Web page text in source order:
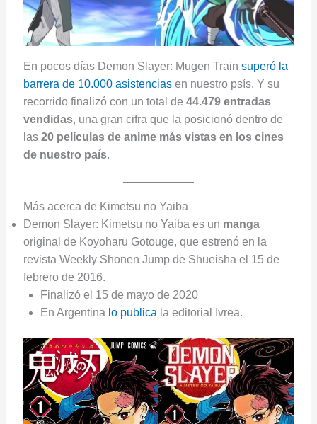
En pocos días Demon Slayer: Mugen Train superó la
barrera de 10.000 asistenciasen nuestro psís. Y su
recorrido finalizó con un total de 44.479 entradas
vendidas, una gran cifra que la posicionó dentro de
las 20 películas de anime más vistas en los cines
de nuestro país.
Más acerca de Kimetsu no Yaiba
Demon Slayer: Kimetsu no Yaiba es un manga
original de Koyoharu Gotouge, que estrenó en la
revista Weekly Shonen Jump de Shueisha el 15 de
febrero de 2016.
Finalizó el 15 de mayo de 2020
En Argentina lo publica la editorial Ivrea.